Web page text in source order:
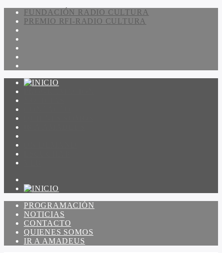
FUNDACIÓN RADIO CULTURA
PREMIO RFI-RADIO CULTURA
PROGRAMACIÓN
NOTICIAS
CONTACTO
QUIENES SOMOS
IR A AMADEUS